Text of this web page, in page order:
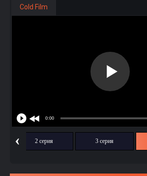
Cold Film
‹ 2 серия 3 серия